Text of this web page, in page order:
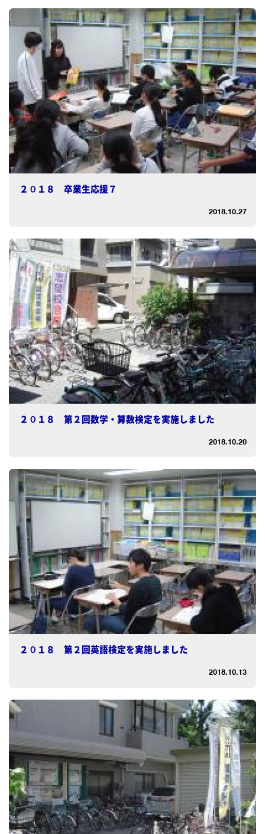
２０１８ 卒業生応援７
2018.10.27
２０１８ 第２回数学・算数検定を実施しました
2018.10.20
２０１８ 第２回英語検定を実施しました
2018.10.13